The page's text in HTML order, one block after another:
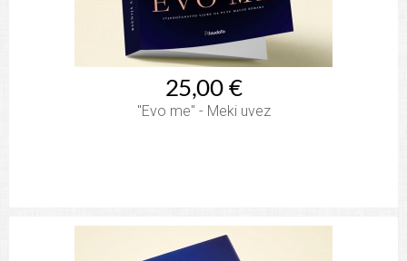
25,00 €
"Evo me" - Meki uvez